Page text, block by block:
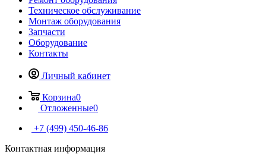
Техническое обслуживание
Монтаж оборудования
Запчасти
Оборудование
Контакты
Личный кабинет
Корзина0
Отложенные0
+7 (499) 450-46-86
Контактная информация